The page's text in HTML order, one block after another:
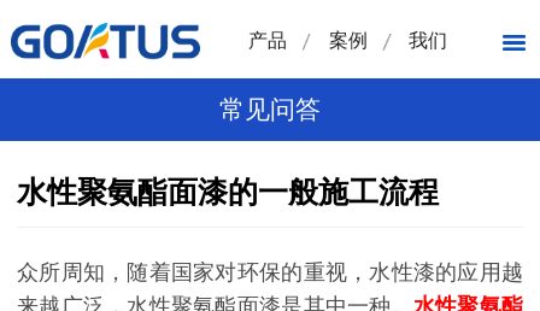
产品 案例 我们
常见问答
水性聚氨酯面漆的一般施工流程
众所周知，随着国家对环保的重视，水性漆的应用越